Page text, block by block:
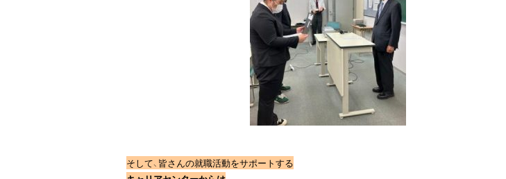
そして、皆さんの就職活動をサポートする